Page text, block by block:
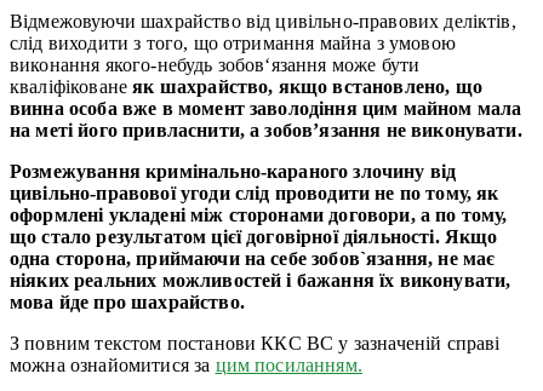
Відмежовуючи шахрайство від цивільно-правових деліктів,
слід виходити з того, що отримання майна з умовою
виконання якого-небудь зобов‘язання може бути
кваліфікованеяк шахрайство, якщо встановлено, що
винна особа вже в момент заволодіння цим майном мала
на меті його привласнити, а зобов’язання не виконувати.
Розмежування кримінально-караного злочину від
цивільно-правової угоди слід проводити не по тому, як
оформлені укладені між сторонами договори, а по тому,
що стало результатом цієї договірної діяльності. Якщо
одна сторона, приймаючи на себе зобов`язання, не має
ніяких реальних можливостей і бажання їх виконувати,
мова йде про шахрайство.
З повним текстом постанови ККС ВС у зазначеній справі
можна ознайомитися за цим посиланням.